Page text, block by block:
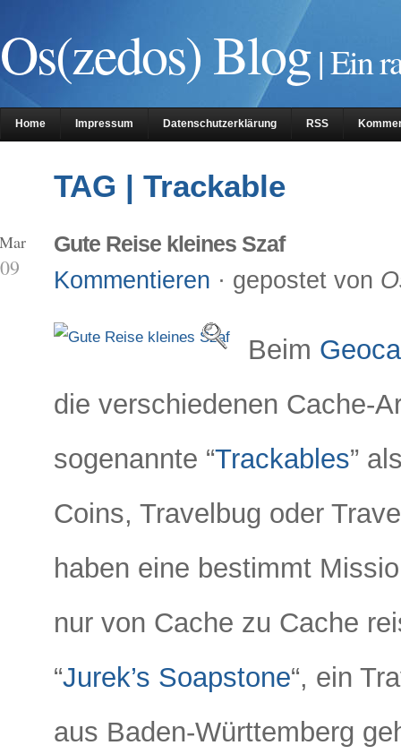
Os(zedos) Blog| Ein
Home Impressum Datenschutzerklärung RSS
TAG | Trackable
Gute Reise kleines Szaf
Kommentieren · gepostet von
Beim
die verschiedenen Cache-
sogenannte “Trackables”
Coins, Travelbug oder
haben eine bestimmt
nur von Cache zu Cache
“Jurek’s Soapstone“, ein
aus Baden-Württemberg